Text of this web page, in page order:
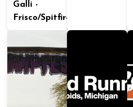
Galli -
Frisco/Spitfire